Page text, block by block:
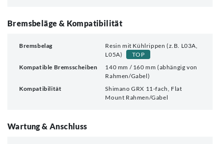
Bremsbeläge & Kompatibilität
Bremsbelag
Resin mit Kühlrippen (z.B. L03A,
L05A)
TOP
Kompatible Bremsscheiben
140 mm / 160 mm (abhängig von
Rahmen/Gabel)
Kompatibilität
Shimano GRX 11-fach, Flat
Mount Rahmen/Gabel
Wartung & Anschluss